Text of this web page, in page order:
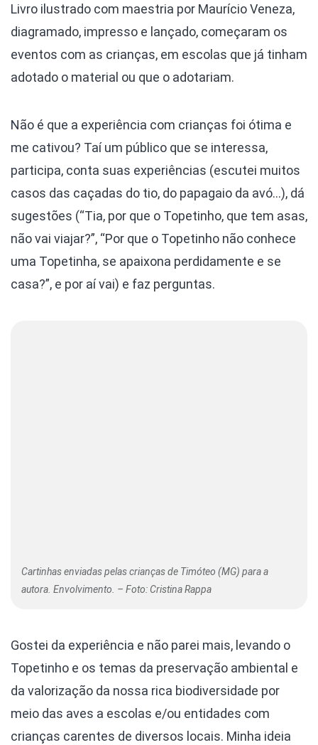
Livro ilustrado com maestria por Maurício Veneza,
diagramado, impresso e lançado, começaram os
eventos com as crianças, em escolas que já tinham
adotado o material ou que o adotariam.
Não é que a experiência com crianças foi ótima e
me cativou? Taí um público que se interessa,
participa, conta suas experiências (escutei muitos
casos das caçadas do tio, do papagaio da avó…), dá
sugestões (“Tia, por que o Topetinho, que tem asas,
não vai viajar?”, “Por que o Topetinho não conhece
uma Topetinha, se apaixona perdidamente e se
casa?”, e por aí vai) e faz perguntas.
Cartinhas enviadas pelas crianças de Timóteo (MG) para a
autora. Envolvimento. – Foto: Cristina Rappa
Gostei da experiência e não parei mais, levando o
Topetinho e os temas da preservação ambiental e
da valorização da nossa rica biodiversidade por
meio das aves a escolas e/ou entidades com
crianças carentes de diversos locais. Minha ideia